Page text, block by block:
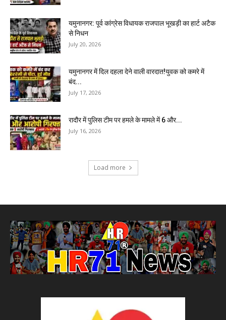
यमुनानगर: पूर्व कांग्रेस विधायक राजपाल भूखड़ी का हार्ट अटैक
से निधन
July 20, 2026
यमुनानगर में दिल दहला देने वाली वारदात!युवक को कमरे में
बंद...
July 17, 2026
रादौर में पुलिस टीम पर हमले के मामले में 6 और...
July 16, 2026
Load more